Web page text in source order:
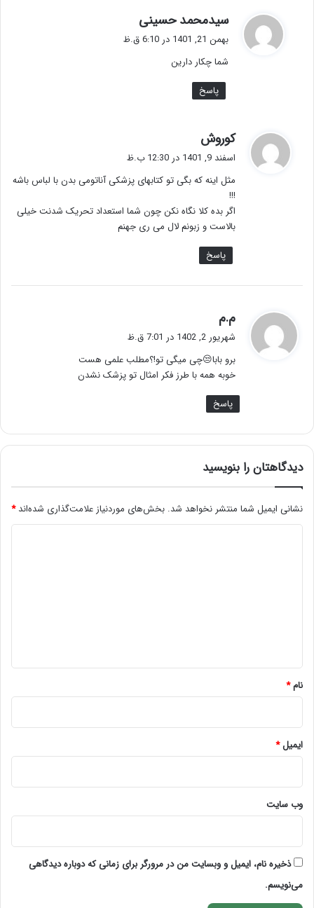
سیدمحمد حسینی
ف
ت
بهمن 21, 1401 در 6:10 ق.ظ
شما چکار دارین
پاسخ
کوروش
ف
:
اسفند 9, 1401 در 12:30 ب.ظ
مثل اینه که بگی تو کتابهای پزشکی آناتومی بدن با لباس باشه
!!!
اگر بده کلا نگاه نکن چون شما استعداد تحریک شدنت خیلی
بالاست و زبونم لال می ری جهنم
پاسخ
م.م
ت
:
شهریور 2, 1402 در 7:01 ق.ظ
برو بابا😒چی میگی تو!؟مطلب علمی هست
خوبه همه با طرز فکر امثال تو پزشک نشدن
پاسخ
دیدگاهتان را بنویسید
نشانی ایمیل شما منتشر نخواهد شد. بخش‌های موردنیاز علامت‌گذاری شده‌اند*
نام*
ایمیل*
وب‌ سایت
ذخیره نام، ایمیل و وبسایت من در مرورگر برای زمانی که دوباره دیدگاهی
می‌نویسم.